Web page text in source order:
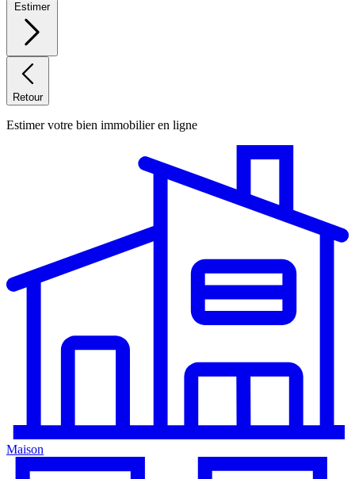
Estimer
Retour
Estimer votre bien immobilier en ligne
Maison